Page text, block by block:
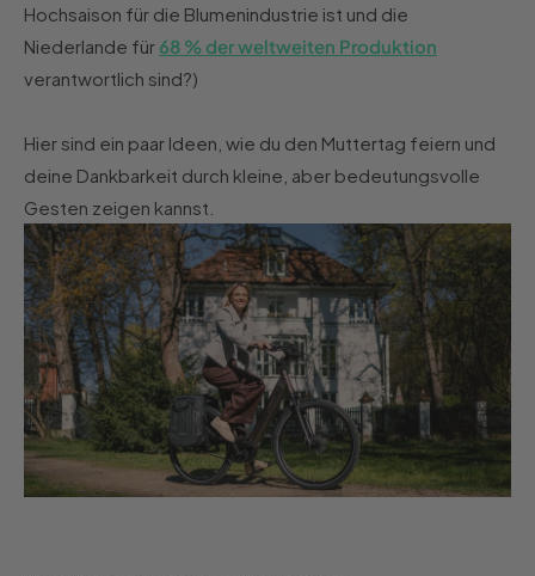
Hochsaison für die Blumenindustrie ist und die
Niederlande für 68 % der weltweiten Produktion
verantwortlich sind?)
Hier sind ein paar Ideen, wie du den Muttertag feiern und
deine Dankbarkeit durch kleine, aber bedeutungsvolle
Gesten zeigen kannst.